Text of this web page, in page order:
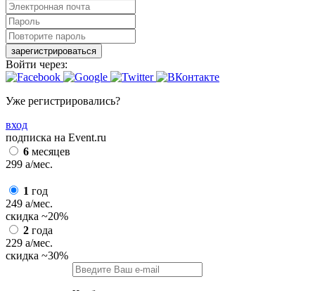
зарегистрироваться
Войти через:
Уже регистрировались?
вход
подписка на Event.ru
6 месяцев
299 a/мес.
1 год
249 a/мес.
скидка ~20%
2 года
229 a/мес.
скидка ~30%